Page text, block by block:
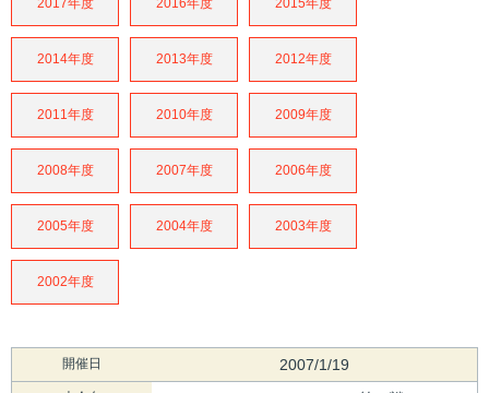
2014年度 2013年度 2012年度
2011年度 2010年度 2009年度
2008年度 2007年度 2006年度
2005年度 2004年度 2003年度
2002年度
開催日 2007/1/19